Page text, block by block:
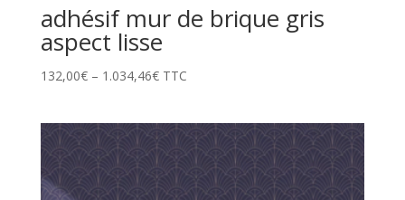
adhésif mur de brique gris
aspect lisse
132,00€– 1.034,46€ TTC